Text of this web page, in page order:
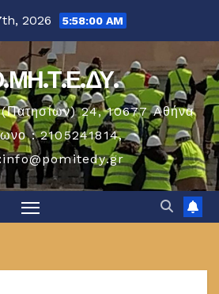
2026 5:58:01 AM
24, 10677 Aθήνα
: 2105241814,